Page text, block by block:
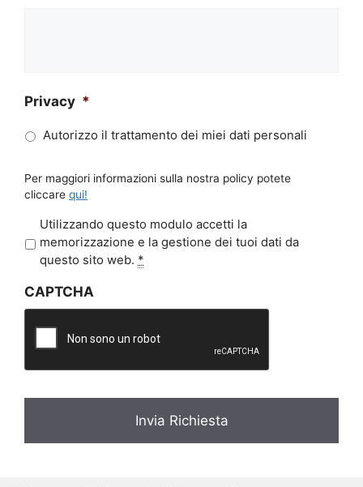
Privacy *
Autorizzo il trattamento dei miei dati personali
Per maggiori informazioni sulla nostra policy potete
cliccare qui!
r
a
c
*
Utilizzando questo modulo accetti la
memorizzazione e la gestione dei tuoi dati da
questo sito web. *
CAPTCHA